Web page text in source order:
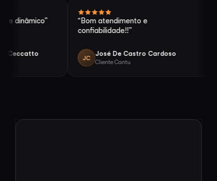
“Bom atendimento e
confiabilidade!!”
José De Castro Cardoso
Cliente Cantu